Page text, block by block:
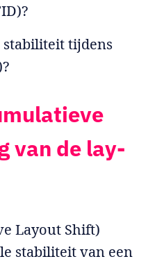
tijdens
van de lay-
Layout Shift)
stabiliteit van een